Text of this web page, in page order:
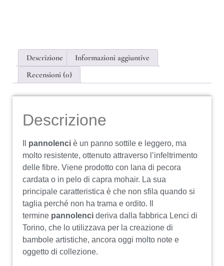
Descrizione
Informazioni aggiuntive
Recensioni (0)
Descrizione
pannolenci è un panno sottile e leggero, ma
molto resistente, ottenuto attraverso l’infeltrimento
delle fibre. Viene prodotto con lana di pecora
cardata o in pelo di capra mohair. La sua
principale caratteristica è che non sfila quando si
taglia perché non ha trama e ordito. Il
termine pannolenci deriva dalla fabbrica Lenci di
Torino, che lo utilizzava per la creazione di
bambole artistiche, ancora oggi molto note e
oggetto di collezione.